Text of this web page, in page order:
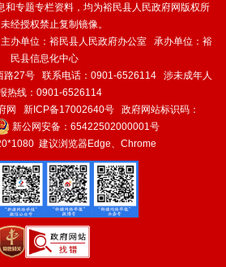
和专题专栏资料，均为裕民县人民政府网版权所
经授权禁止复制镜像。
办单位：裕民县人民政府办公室 承办单位：裕
民县信息化中心
路27号 联系电话：0901-6526114 涉未成年人
热线：0901-6526114
网 新ICP备17002640号 政府网站标识码：
新公网安备： 65422502000001号
建议浏览器Edge、Chrome